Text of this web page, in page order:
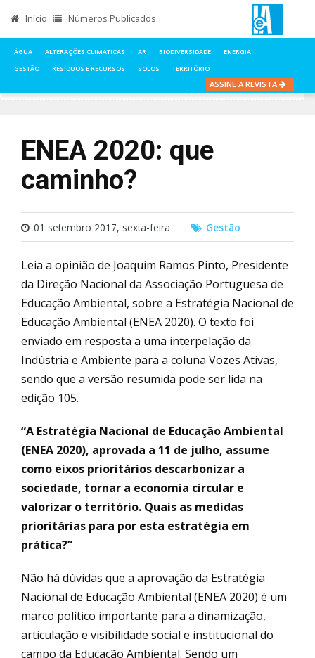
Início Números Publicados
ÁGUA ALTERAÇÕES CLIMÁTICAS AR BIODIVERSIDADE
ENERGIA
GESTÃO
RESÍDUOS E RECURSOS SOLOS TERRITÓRIO
ASSINE A REVISTA
ENEA 2020: QUE CAMINHO?
ENEA 2020: que
caminho?
01 setembro 2017, sexta-feira Gestão
Leia a opinião de Joaquim Ramos Pinto, Presidente
da Direção Nacional da Associação Portuguesa de
Educação Ambiental, sobre a Estratégia Nacional de
Educação Ambiental (ENEA 2020). O texto foi
enviado em resposta a uma interpelação da
Indústria e Ambiente para a coluna Vozes Ativas,
sendo que a versão resumida pode ser lida na
edição 105.
“A Estratégia Nacional de Educação Ambiental
(ENEA 2020), aprovada a 11 de julho, assume
como eixos prioritários descarbonizar a
sociedade, tornar a economia circular e
valorizar o território. Quais as medidas
prioritárias para por esta estratégia em
prática?”
Não há dúvidas que a aprovação da Estratégia
Nacional de Educação Ambiental (ENEA 2020) é um
marco político importante para a dinamização,
articulação e visibilidade social e institucional do
campo da Educação Ambiental. Sendo um